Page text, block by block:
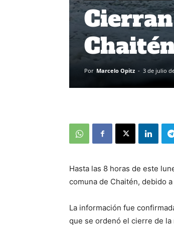
Por Marcelo Opitz - 3 de julio
Hasta las 8 horas de este
comuna de Chaitén, debido
La información fue
que se ordenó el cierre de